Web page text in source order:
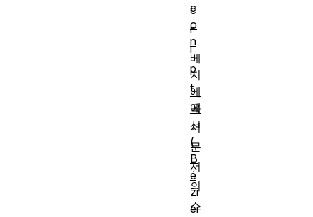
c
r
i
p
t
에
서
문
서
의
스
c
o
n
베
지
에
곡
선
(
B
é
zi
er